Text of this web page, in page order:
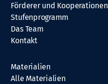
Förderer und Kooperationen
Stufenprogramm
Das Team
Kontakt
Materialien
Alle Materialien